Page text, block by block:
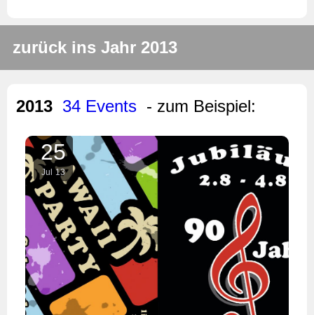
zurück ins Jahr 2013
2013 34 Events - zum Beispiel:
25
Jul 13